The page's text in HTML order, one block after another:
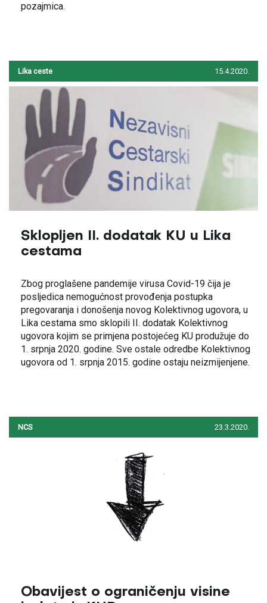
pozajmica.
Lika ceste 15.4.2020.
Sklopljen II. dodatak KU u Lika
cestama
Zbog proglašene pandemije virusa Covid-19 čija je
posljedica nemogućnost provođenja postupka
pregovaranja i donošenja novog Kolektivnog ugovora, u
Lika cestama smo sklopili II. dodatak Kolektivnog
ugovora kojim se primjena postojećeg KU produžuje do
1. srpnja 2020. godine. Sve ostale odredbe Kolektivnog
ugovora od 1. srpnja 2015. godine ostaju neizmijenjene.
NCS 23.3.2020.
Obavijest o ograničenju visine